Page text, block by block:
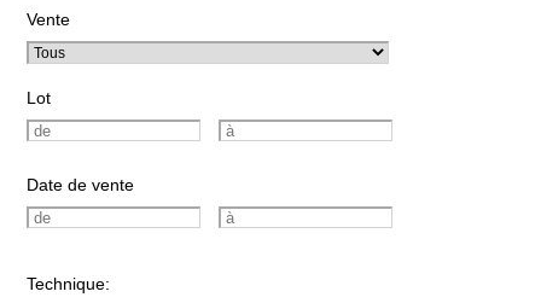
Vente
Lot
Date de vente
Technique: